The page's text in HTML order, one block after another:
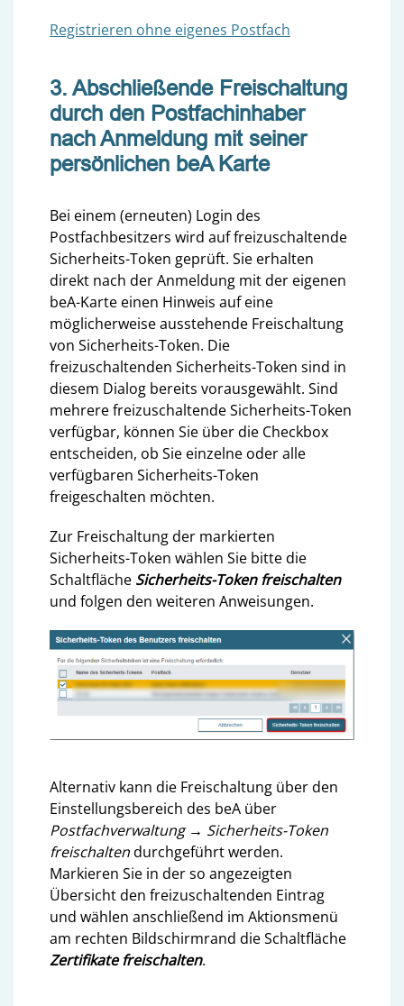
Registrieren ohne eigenes Postfach
3. Abschließende Freischaltung
durch den Postfachinhaber
nach Anmeldung mit seiner
persönlichen beA Karte
Bei einem (erneuten) Login des
Postfachbesitzers wird auf freizuschaltende
Sicherheits-Token geprüft. Sie erhalten
direkt nach der Anmeldung mit der eigenen
beA-Karte einen Hinweis auf eine
möglicherweise ausstehende Freischaltung
von Sicherheits-Token. Die
freizuschaltenden Sicherheits-Token sind in
diesem Dialog bereits vorausgewählt. Sind
mehrere freizuschaltende Sicherheits-Token
verfügbar, können Sie über die Checkbox
entscheiden, ob Sie einzelne oder alle
verfügbaren Sicherheits-Token
freigeschalten möchten.
Zur Freischaltung der markierten
Sicherheits-Token wählen Sie bitte die
Schaltfläche Sicherheits-Token freischalten
und folgen den weiteren Anweisungen.
Alternativ kann die Freischaltung über den
Einstellungsbereich des beA über
Postfachverwaltung → Sicherheits-Token
freischaltendurchgeführt werden.
Markieren Sie in der so angezeigten
Übersicht den freizuschaltenden Eintrag
und wählen anschließend im Aktionsmenü
am rechten Bildschirmrand die Schaltfläche
Zertifikate freischalten.